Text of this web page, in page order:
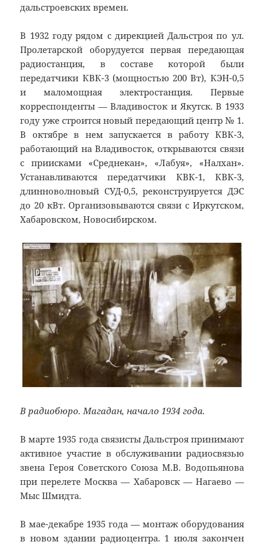
дальстроевских времен.
В 1932 году рядом с дирекцией Дальстроя по ул.
Пролетарской оборудуется первая передающая
радиостанция, в составе которой были
передатчики КВК-3 (мощностью 200 Вт), КЭН-0,5
и маломощная электростанция. Первые
корреспонденты — Владивосток и Якутск. В 1933
году уже строится новый передающий центр № 1.
В октябре в нем запускается в работу КВК-3,
работающий на Владивосток, открываются связи
с приисками «Среднекан», «Лабуя», «Налхан».
Устанавливаются передатчики КВК-1, КВК-3,
длинноволновый СУД-0,5, реконструируется ДЭС
до 20 кВт. Организовываются связи с Иркутском,
Хабаровском, Новосибирском.
В радиобюро. Магадан, начало 1934 года.
В марте 1935 года связисты Дальстроя принимают
активное участие в обслуживании радиосвязью
звена Героя Советского Союза М.В. Водопьянова
при перелете Москва — Хабаровск — Нагаево —
Мыс Шмидта.
В мае-декабре 1935 года — монтаж оборудования
в новом здании радиоцентра. 1 июля закончен